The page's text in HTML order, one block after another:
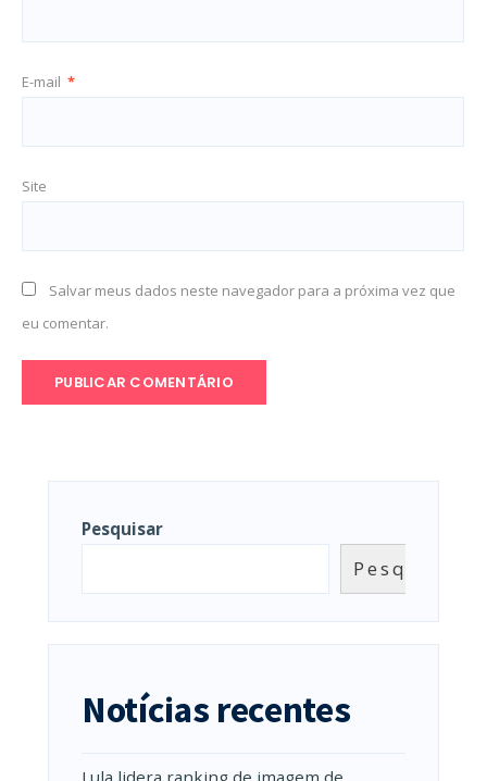
E-mail *
Site
Salvar meus dados neste navegador para a próxima vez que
eu comentar.
Pesquisar
Pesquisar
Notícias recentes
Lula lidera ranking de imagem de